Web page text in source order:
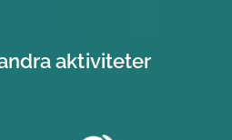
aktiviteter